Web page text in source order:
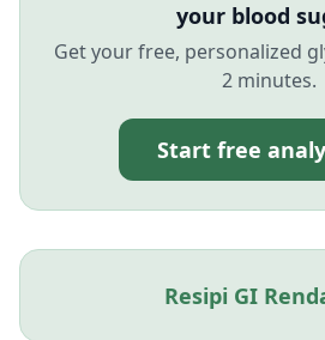
your blood
Get your free, personalized
2 minutes.
Start free
Resipi GI